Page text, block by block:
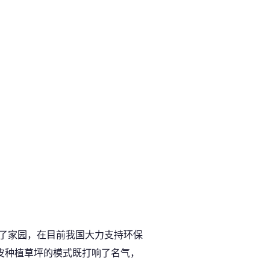
家园，在目前我国大力支持环保
植草坪的模式既打响了名气，